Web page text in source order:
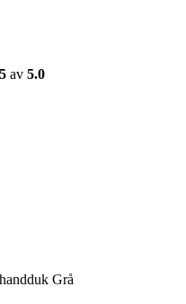
av 5.0
Grå